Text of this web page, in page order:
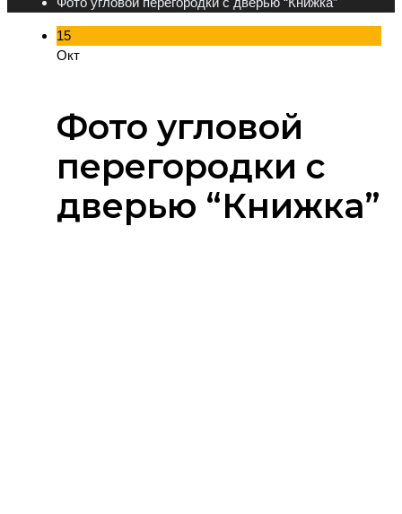
15
Окт
Фото угловой
перегородки с
дверью “Книжка”